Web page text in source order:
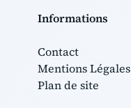
Informations
Contact
Mentions Légales
Plan de site